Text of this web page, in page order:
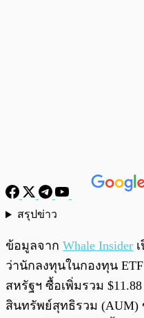
สรุปข่าว
ข้อมูลจาก Whale Insider
ว่านักลงทุนในกองทุน
สหรัฐฯ ซื้อเพิ่มรวม
สินทรัพย์สุทธิรวม (AUM)